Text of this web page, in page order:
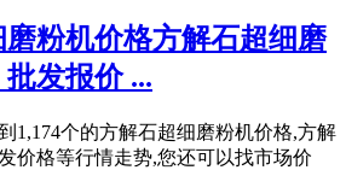
粉机价格方解石超细磨
发报价 ...
1,174个的方解石超细磨粉机价格,方解
价格等行情走势,您还可以找市场价